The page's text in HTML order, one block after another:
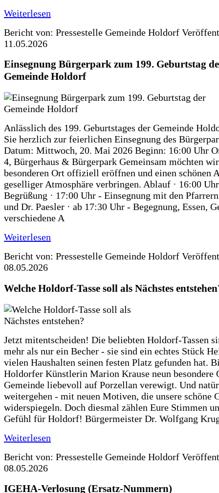
Weiterlesen
Bericht von: Pressestelle Gemeinde Holdorf
11.05.2026
Einsegnung Bürgerpark zum 199. Geburtstag
Gemeinde Holdorf
Anlässlich des 199. Geburtstages der Gemeinde
Sie herzlich zur feierlichen Einsegnung des
Datum: Mittwoch, 20. Mai 2026 Beginn: 16:00 Uhr
4, Bürgerhaus & Bürgerpark Gemeinsam möchten
besonderen Ort offiziell eröffnen und einen schönen
geselliger Atmosphäre verbringen. Ablauf · 16:00
Begrüßung · 17:00 Uhr - Einsegnung mit den
und Dr. Paesler · ab 17:30 Uhr - Begegnung, Essen,
verschiedene A
Weiterlesen
Bericht von: Pressestelle Gemeinde Holdorf
08.05.2026
Welche Holdorf-Tasse soll als Nächstes
Jetzt mitentscheiden! Die beliebten Holdorf-Tassen
mehr als nur ein Becher - sie sind ein echtes Stück
vielen Haushalten seinen festen Platz gefunden hat.
Holdorfer Künstlerin Marion Krause neun besondere
Gemeinde liebevoll auf Porzellan verewigt. Und
weitergehen - mit neuen Motiven, die unsere schöne
widerspiegeln. Doch diesmal zählen Eure Stimmen
Gefühl für Holdorf! Bürgermeister Dr. Wolfgang
Weiterlesen
Bericht von: Pressestelle Gemeinde Holdorf
08.05.2026
IGEHA-Verlosung (Ersatz-Nummern)